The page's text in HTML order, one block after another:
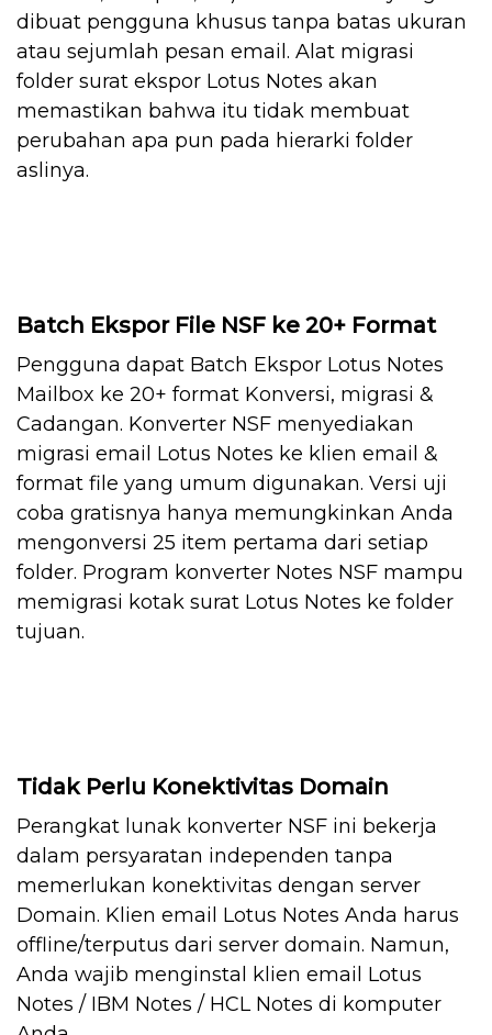
dibuat pengguna khusus tanpa batas ukuran
atau sejumlah pesan email. Alat migrasi
folder surat ekspor Lotus Notes akan
memastikan bahwa itu tidak membuat
perubahan apa pun pada hierarki folder
aslinya.
Batch Ekspor File NSF ke 20+ Format
Pengguna dapat Batch Ekspor Lotus Notes
Mailbox ke 20+ format Konversi, migrasi &
Cadangan. Konverter NSF menyediakan
migrasi email Lotus Notes ke klien email &
format file yang umum digunakan. Versi uji
coba gratisnya hanya memungkinkan Anda
mengonversi 25 item pertama dari setiap
folder. Program konverter Notes NSF mampu
memigrasi kotak surat Lotus Notes ke folder
tujuan.
Tidak Perlu Konektivitas Domain
Perangkat lunak konverter NSF ini bekerja
dalam persyaratan independen tanpa
memerlukan konektivitas dengan server
Domain. Klien email Lotus Notes Anda harus
offline/terputus dari server domain. Namun,
Anda wajib menginstal klien email Lotus
Notes / IBM Notes / HCL Notes di komputer